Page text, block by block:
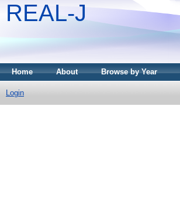
REAL-J
Home About Browse by Year
Login